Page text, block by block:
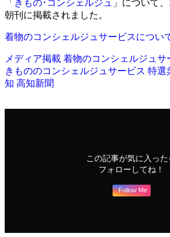
「 きもの･コンシェルジュ 」について
朝刊に掲載されました。
着物のコンシェルジュサービスにつ
メディア掲載 着物のコンシェルジュサ
きもののコンシェルジュサービス 特選
知 高知新聞
この記事が気に入った
フォローしてね！
Follow Me